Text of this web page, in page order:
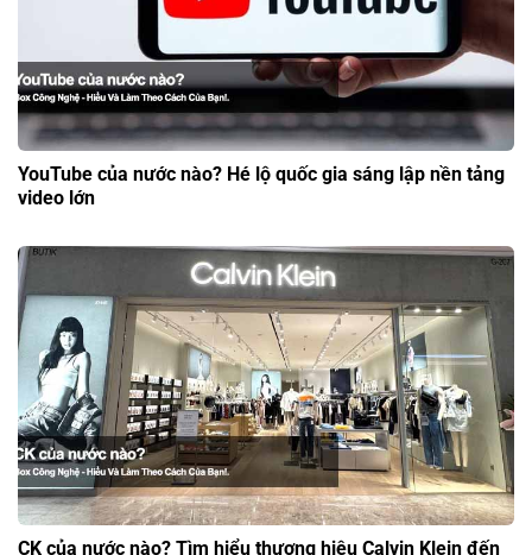
YouTube của nước nào? Hé lộ quốc gia sáng lập nền tảng
video lớn
CK của nước nào? Tìm hiểu thương hiệu Calvin Klein đến